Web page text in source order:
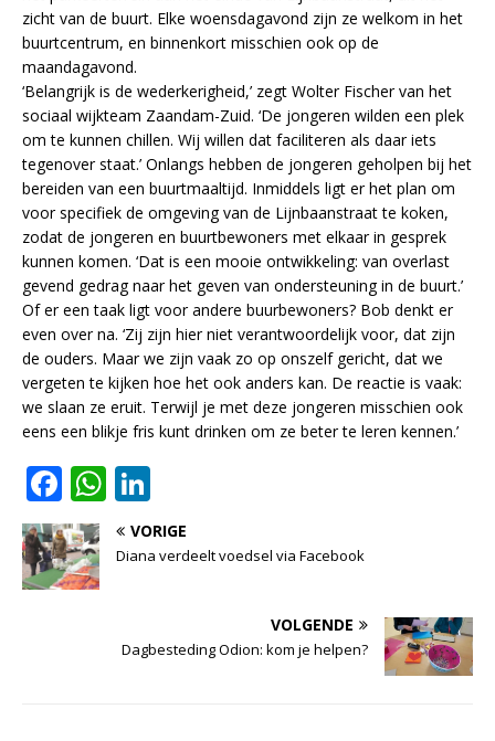
zicht van de buurt. Elke woensdagavond zijn ze welkom in het
buurtcentrum, en binnenkort misschien ook op de
maandagavond.
‘Belangrijk is de wederkerigheid,’ zegt Wolter Fischer van het
sociaal wijkteam Zaandam-Zuid. ‘De jongeren wilden een plek
om te kunnen chillen. Wij willen dat faciliteren als daar iets
tegenover staat.’ Onlangs hebben de jongeren geholpen bij het
bereiden van een buurtmaaltijd. Inmiddels ligt er het plan om
voor specifiek de omgeving van de Lijnbaanstraat te koken,
zodat de jongeren en buurtbewoners met elkaar in gesprek
kunnen komen. ‘Dat is een mooie ontwikkeling: van overlast
gevend gedrag naar het geven van ondersteuning in de buurt.’
Of er een taak ligt voor andere buurbewoners? Bob denkt er
even over na. ‘Zij zijn hier niet verantwoordelijk voor, dat zijn
de ouders. Maar we zijn vaak zo op onszelf gericht, dat we
vergeten te kijken hoe het ook anders kan. De reactie is vaak:
we slaan ze eruit. Terwijl je met deze jongeren misschien ook
eens een blikje fris kunt drinken om ze beter te leren kennen.’
F
a
c
e
W
h
at
p
n
k
n
VORIGE
Diana verdeelt voedsel via Facebook
VOLGENDE
Dagbesteding Odion: kom je helpen?